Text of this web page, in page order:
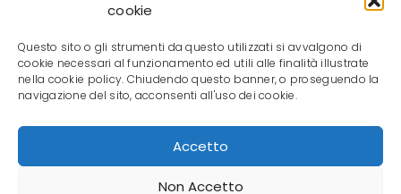
cookie
Questo sito o gli strumenti da questo utilizzati si avvalgono di
cookie necessari al funzionamento ed utili alle finalità illustrate
nella cookie policy. Chiudendo questo banner, o proseguendo la
navigazione del sito, acconsenti all'uso dei cookie.
Accetto
Non Accetto
Contatti
POLICIES
Terms and conditions